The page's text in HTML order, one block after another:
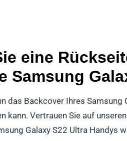
eine
Samsung
das Backcover Ihres
kann. Vertrauen Sie auf
Galaxy S22 Ultra Handys